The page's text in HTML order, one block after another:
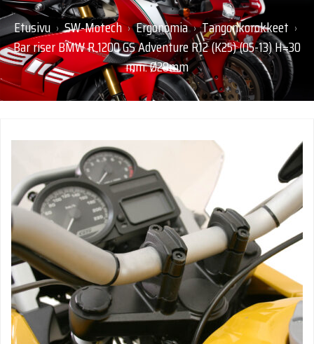
Etusivu › SW-Motech › Ergonomia › Tangonkorokkeet ›
Bar riser BMW R 1200 GS Adventure R12 (K25) (05-13) H=30
mm. Ø28mm